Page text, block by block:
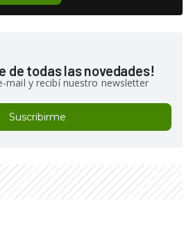
de todas las novedades!
mail y recibí nuestro newsletter
Suscribirme